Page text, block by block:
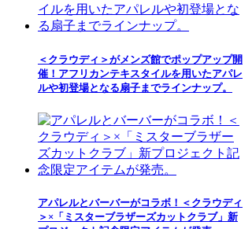
＜クラウディ＞がメンズ館でポップアップ開
催！アフリカンテキスタイルを用いたアパレ
ルや初登場となる扇子までラインナップ。
アパレルとバーバーがコラボ！＜クラウディ
＞×「ミスターブラザーズカットクラブ」新